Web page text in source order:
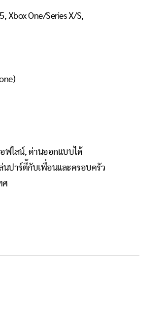
Xbox One/Series X/S,
ฟไลน์, ด่านออกแบบได้
นปาร์ตี้กับเพื่อนและครอบครัว
ศ